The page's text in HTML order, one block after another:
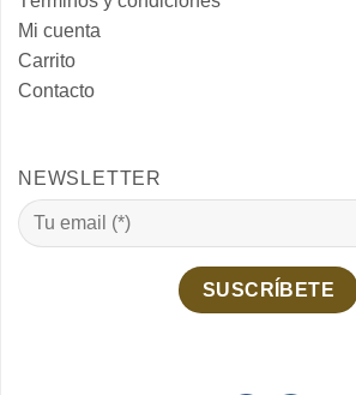
Mi cuenta
Carrito
Contacto
NEWSLETTER